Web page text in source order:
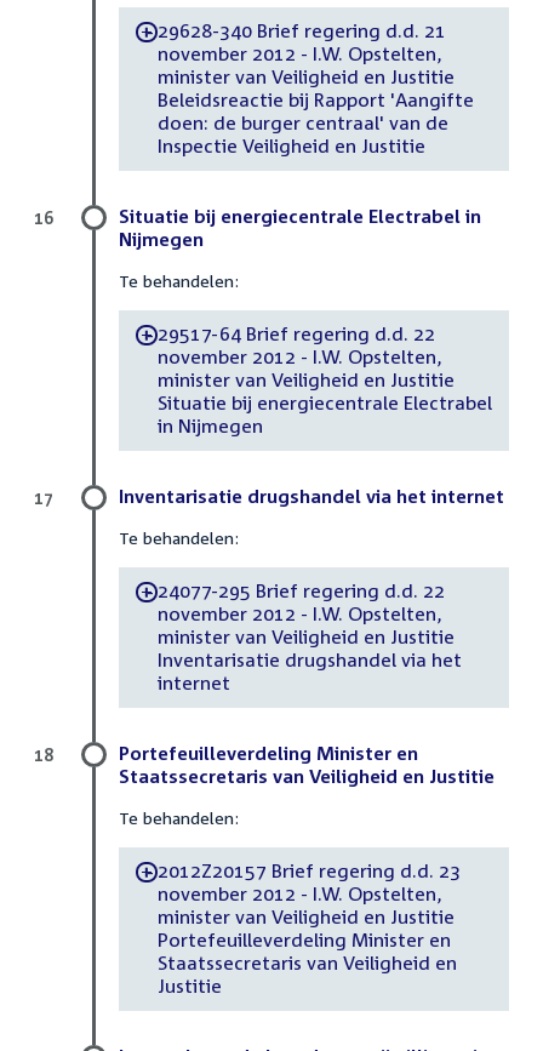
-29628-340 Brief regering d.d. 21
november 2012 - I.W. Opstelten,
minister van Veiligheid en Justitie
Beleidsreactie bij Rapport 'Aangifte
doen: de burger centraal' van de
Inspectie Veiligheid en Justitie
Situatie bij energiecentrale Electrabel in
Nijmegen
Te behandelen:
-29517-64 Brief regering d.d. 22
november 2012 - I.W. Opstelten,
minister van Veiligheid en Justitie
Situatie bij energiecentrale Electrabel
in Nijmegen
16
Inventarisatie drugshandel via het internet
Te behandelen:
-24077-295 Brief regering d.d. 22
november 2012 - I.W. Opstelten,
minister van Veiligheid en Justitie
Inventarisatie drugshandel via het
internet
17
Portefeuilleverdeling Minister en
Staatssecretaris van Veiligheid en Justitie
Te behandelen:
-2012Z20157 Brief regering d.d. 23
november 2012 - I.W. Opstelten,
minister van Veiligheid en Justitie
Portefeuilleverdeling Minister en
Staatssecretaris van Veiligheid en
Justitie
18